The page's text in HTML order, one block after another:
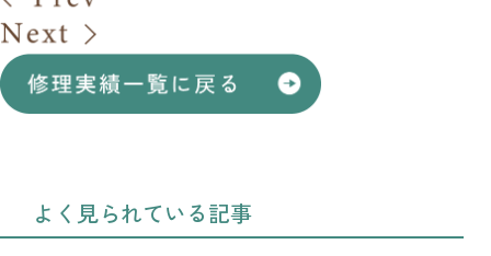
よく見られている記事